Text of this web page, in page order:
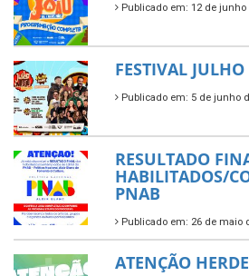
Publicado em: 12 de junho
FESTIVAL
Publicado em: 5 de junho
RESULTADO
HABILITADOS/
PNAB
Publicado em: 26 de maio
ATENÇÃO